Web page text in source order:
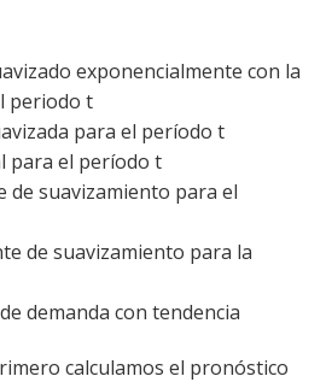
exponencialmente con la
periodo t
para el período t
para el período t
de suavizamiento para el
de suavizamiento para la
demanda con tendencia
calculamos el pronóstico